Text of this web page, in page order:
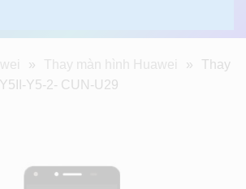
» Thay màn hình Huawei »
Thay
Y5-2- CUN-U29